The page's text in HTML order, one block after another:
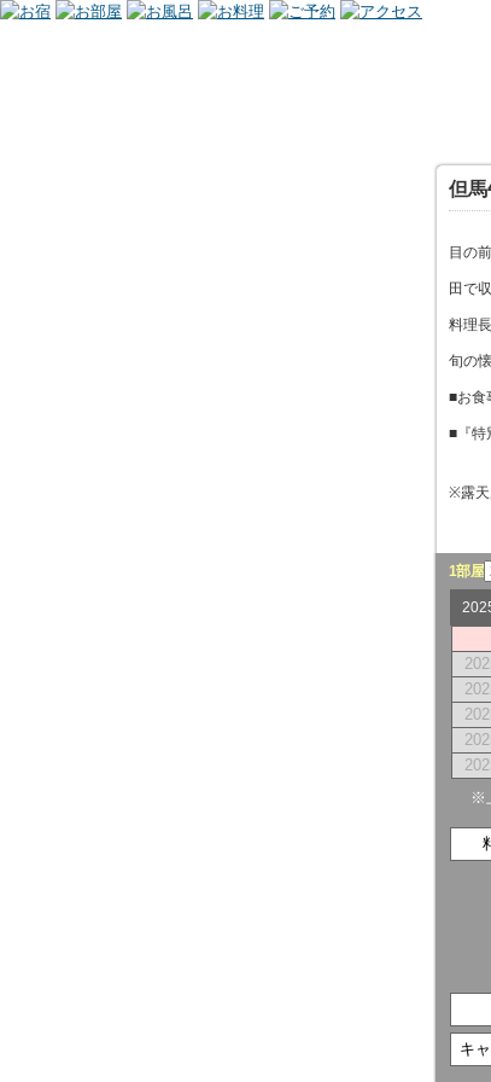
但
目の
田で
料理
旬の
■お食
■『特
※露天
1部屋
※
キ